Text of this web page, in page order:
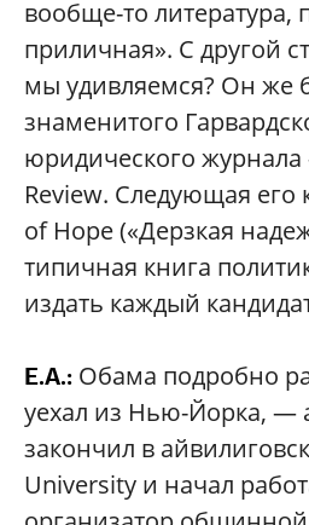
вообще-то литература,
приличная». С другой
мы удивляемся? Он же
знаменитого
юридического
Review. Следующая
of Hope («Дерзкая
типичная книга
издать каждый
Е.А.: Обама подробно
уехал из Нью-Йорка, —
закончил в
University и начал